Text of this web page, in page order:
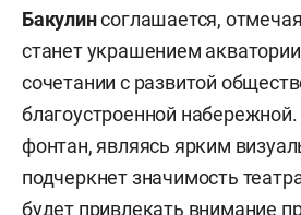
Бакулинсоглашается,
станет украшением
сочетании с развитой
благоустроенной
фонтан, являясь ярким
подчеркнет значимость
будет привлекать внимание